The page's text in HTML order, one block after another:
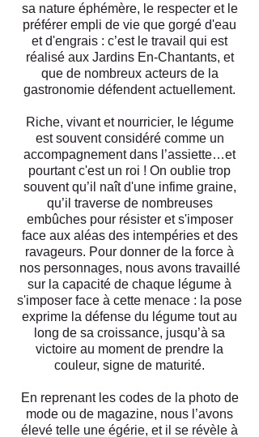
sa nature éphémère, le respecter et le
préférer empli de vie que gorgé d'eau
et d'engrais : c’est le travail qui est
réalisé aux Jardins En-Chantants, et
que de nombreux acteurs de la
gastronomie défendent actuellement.
Riche, vivant et nourricier, le légume
est souvent considéré comme un
accompagnement dans l’assiette…et
pourtant c'est un roi ! On oublie trop
souvent qu’il naît d'une infime graine,
qu’il traverse de nombreuses
embûches pour résister et s'imposer
face aux aléas des intempéries et des
ravageurs. Pour donner de la force à
nos personnages, nous avons travaillé
sur la capacité de chaque légume à
s'imposer face à cette menace : la pose
exprime la défense du légume tout au
long de sa croissance, jusqu’à sa
victoire au moment de prendre la
couleur, signe de maturité.
En reprenant les codes de la photo de
mode ou de magazine, nous l’avons
élevé telle une égérie, et il se révèle à